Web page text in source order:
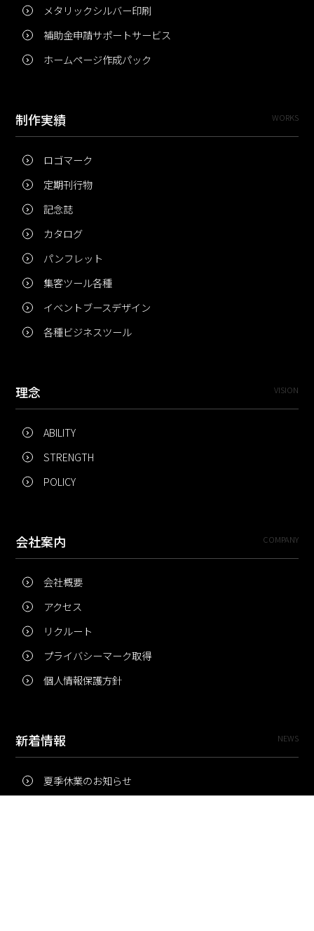
メタリックシルバー印刷
補助金申請サポートサービス
ホームページ作成パック
制作実績 WORKS
ロゴマーク
定期刊行物
記念誌
カタログ
パンフレット
集客ツール各種
イベントブースデザイン
各種ビジネスツール
理念 VISION
ABILITY
STRENGTH
POLICY
会社案内 COMPANY
会社概要
アクセス
リクルート
プライバシーマーク取得
個人情報保護方針
新着情報 NEWS
夏季休業のお知らせ